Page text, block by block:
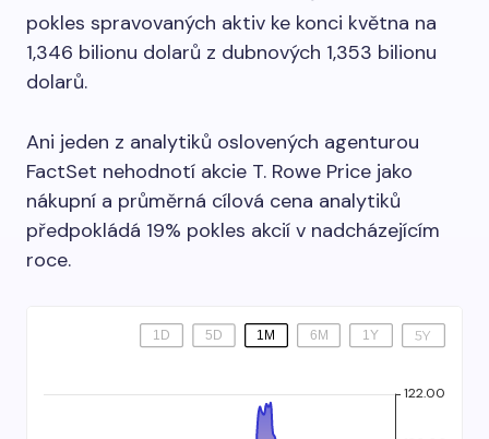
pokles spravovaných aktiv ke konci května na
1,346 bilionu dolarů z dubnových 1,353 bilionu
dolarů.
Ani jeden z analytiků oslovených agenturou
FactSet nehodnotí akcie T. Rowe Price jako
nákupní a průměrná cílová cena analytiků
předpokládá 19% pokles akcií v nadcházejícím
roce.